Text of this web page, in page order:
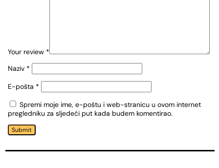
Your review *
Naziv *
E-pošta *
Spremi moje ime, e-poštu i web-stranicu u ovom internet
pregledniku za sljedeći put kada budem komentirao.
Submit